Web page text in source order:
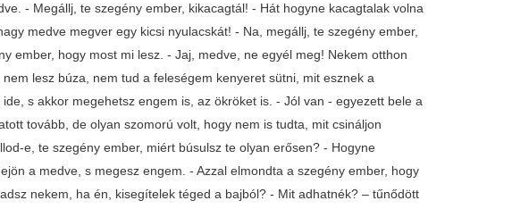
- Megállj, te szegény ember, kikacagtál! - Hát hogyne kacagtalak volna
medve megver egy kicsi nyulacskát! - Na, megállj, te szegény ember,
ember, hogy most mi lesz. - Jaj, medve, ne egyél meg! Nekem otthon
lesz búza, nem tud a feleségem kenyeret sütni, mit esznek a
s akkor megehetsz engem is, az ökröket is. - Jól van - egyezett bele a
tovább, de olyan szomorú volt, hogy nem is tudta, mit csináljon
e, te szegény ember, miért búsulsz te olyan erősen? - Hogyne
a medve, s megesz engem. - Azzal elmondta a szegény ember, hogy
nekem, ha én, kisegítelek téged a bajból? - Mit adhatnék? – tűnődött